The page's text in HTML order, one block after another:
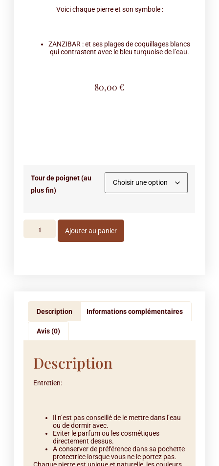
Voici chaque pierre et son symbole :
ZANZIBAR : et ses plages de coquillages blancs
qui contrastent avec le bleu turquoise de l’eau.
80,00 €
Tour de poignet (au
plus fin)
Ajouter au panier
Description Informations complémentaires
Avis (0)
Description
Entretien:
Il n’est pas conseillé de le mettre dans l’eau
ou de dormir avec.
Eviter le parfum ou les cosmétiques
directement dessus.
A conserver de préférence dans sa pochette
protectrice lorsque vous ne le portez pas.